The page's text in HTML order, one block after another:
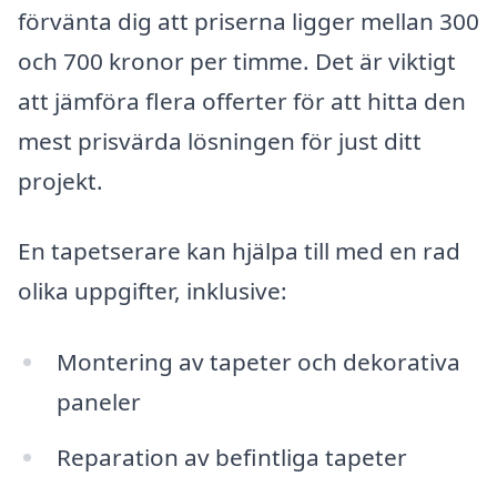
förvänta dig att priserna ligger mellan 300
och 700 kronor per timme. Det är viktigt
att jämföra flera offerter för att hitta den
mest prisvärda lösningen för just ditt
projekt.
En tapetserare kan hjälpa till med en rad
olika uppgifter, inklusive:
Montering av tapeter och dekorativa
paneler
Reparation av befintliga tapeter